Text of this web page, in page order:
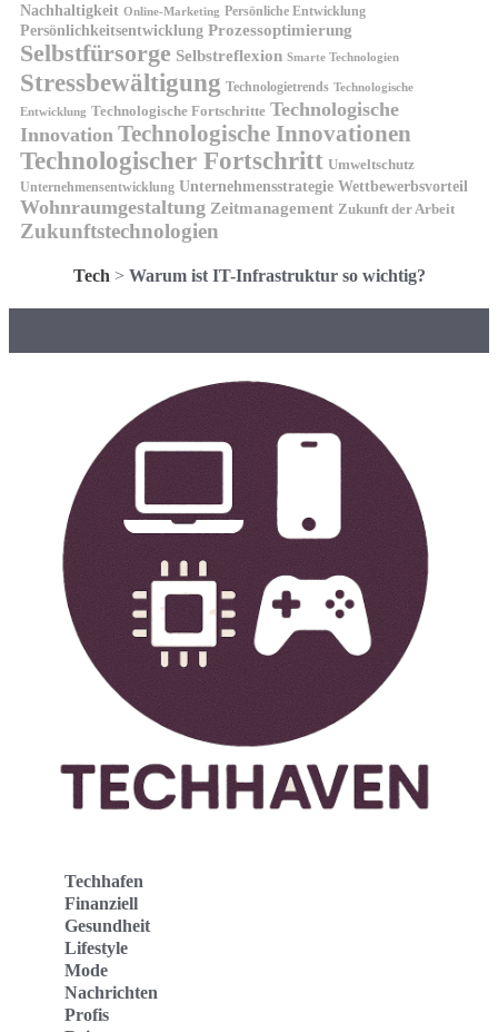
Nachhaltigkeit Online-Marketing Persönliche Entwicklung
Persönlichkeitsentwicklung Prozessoptimierung
Selbstfürsorge Selbstreflexion Smarte Technologien
Stressbewältigung Technologietrends Technologische
Entwicklung Technologische Fortschritte Technologische
Innovation Technologische Innovationen
Technologischer Fortschritt Umweltschutz
Unternehmensentwicklung Unternehmensstrategie Wettbewerbsvorteil
Wohnraumgestaltung Zeitmanagement Zukunft der Arbeit
Zukunftstechnologien
Tech > Warum ist IT-Infrastruktur so wichtig?
Techhafen
Finanziell
Gesundheit
Lifestyle
Mode
Nachrichten
Profis